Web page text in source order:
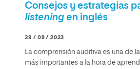
Consejos y estrategias
listeningen inglés
29 / 08 / 2023
La comprensión auditiva es una de
más importantes a la hora de